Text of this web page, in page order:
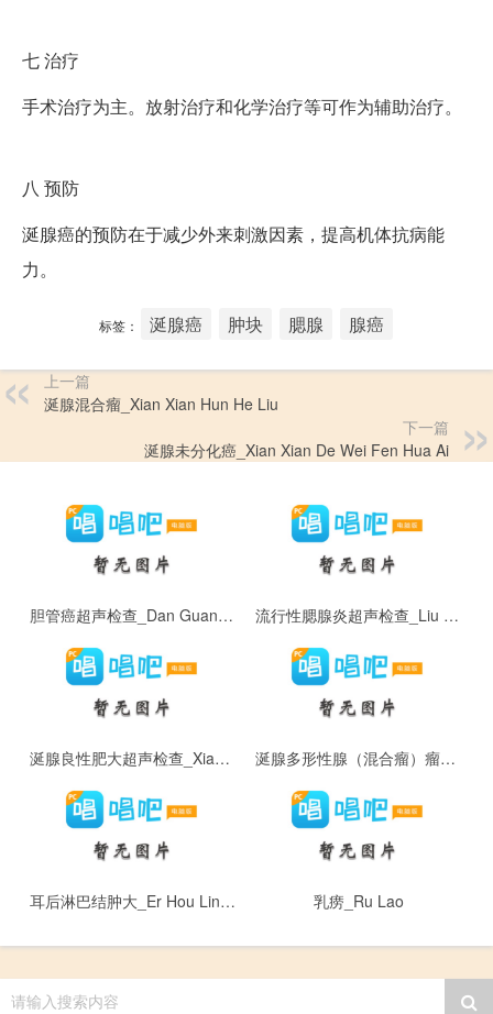
七治疗
手术治疗为主。放射治疗和化学治疗等可作为辅助治疗。
八 预防
涎腺癌的预防在于减少外来刺激因素，提高机体抗病能
力。
标签： 涎腺癌 肿块 腮腺 腺癌
上一篇
涎腺混合瘤_Xian Xian Hun He Liu
下一篇
涎腺未分化癌_Xian Xian De Wei Fen Hua Ai
胆管癌超声检查_Dan Guan Ai Chao Sheng Jian Cha 流行性腮腺炎超声检查_Liu Xing Xing Sai Xian Yan Chao Sheng Jian Cha
涎腺良性肥大超声检查_Xian Xian Liang Xing Fei Da Chao Sheng Jian Cha 涎腺多形性腺（混合瘤）瘤超声检查_Xian Xian Duo Xing Xing Xian Liu Chao Sheng Jian Cha
耳后淋巴结肿大_Er Hou Lin Ba Jie Zhong Da 乳痨_Ru Lao
请输入搜索内容